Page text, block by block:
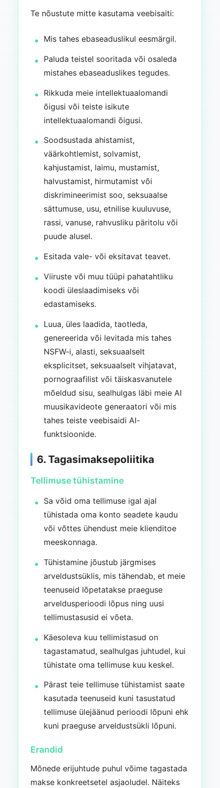
Te nõustute mitte kasutama veebisaiti:
Mis tahes ebaseaduslikul eesmärgil.
Paluda teistel sooritada või osaleda
mistahes ebaseaduslikes tegudes.
Rikkuda meie intellektuaalomandi
õigusi või teiste isikute
intellektuaalomandi õigusi.
Soodsustada ahistamist,
väärkohtlemist, solvamist,
kahjustamist, laimu, mustamist,
halvustamist, hirmutamist või
diskrimineerimist soo, seksuaalse
sättumuse, usu, etnilise kuuluvuse,
rassi, vanuse, rahvusliku päritolu või
puude alusel.
Esitada vale- või eksitavat teavet.
Viiruste või muu tüüpi pahatahtliku
koodi üleslaadimiseks või
edastamiseks.
Luua, üles laadida, taotleda,
genereerida või levitada mis tahes
NSFW-i, alasti, seksuaalselt
eksplicitset, seksuaalselt vihjatavat,
pornograafilist või täiskasvanutele
mõeldud sisu, sealhulgas läbi meie AI
muusikavideote generaatori või mis
tahes teiste veebisaidi AI-
funktsioonide.
6. Tagasimaksepoliitika
Tellimuse tühistamine
Sa võid oma tellimuse igal ajal
tühistada oma konto seadete kaudu
või võttes ühendust meie klienditoe
meeskonnaga.
Tühistamine jõustub järgmises
arveldustsüklis, mis tähendab, et meie
teenuseid lõpetatakse praeguse
arveldusperioodi lõpus ning uusi
tellimustasusid ei võeta.
Käesoleva kuu tellimistasud on
tagastamatud, sealhulgas juhtudel, kui
tühistate oma tellimuse kuu keskel.
Pärast teie tellimuse tühistamist saate
kasutada teenuseid kuni tasustatud
tellimuse ülejäänud perioodi lõpuni ehk
kuni praeguse arveldustsükli lõpuni.
Erandid
Mõnede erijuhtude puhul võime tagastada
makse konkreetsetel asjaoludel. Näiteks